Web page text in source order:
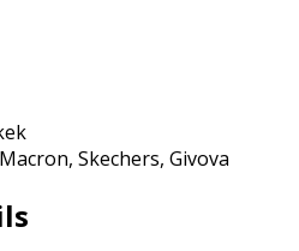
Skechers, Givova